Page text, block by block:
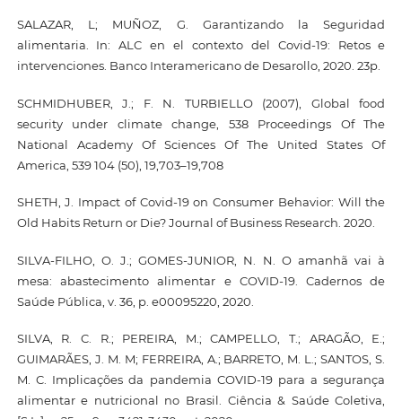
SALAZAR, L; MUÑOZ, G. Garantizando la Seguridad
alimentaria. In: ALC en el contexto del Covid-19: Retos e
intervenciones. Banco Interamericano de Desarollo, 2020. 23p.
SCHMIDHUBER, J.; F. N. TURBIELLO (2007), Global food
security under climate change, 538 Proceedings Of The
National Academy Of Sciences Of The United States Of
America, 539 104 (50), 19,703–19,708
SHETH, J. Impact of Covid-19 on Consumer Behavior: Will the
Old Habits Return or Die? Journal of Business Research. 2020.
SILVA-FILHO, O. J.; GOMES-JUNIOR, N. N. O amanhã vai à
mesa: abastecimento alimentar e COVID-19. Cadernos de
Saúde Pública, v. 36, p. e00095220, 2020.
SILVA, R. C. R.; PEREIRA, M.; CAMPELLO, T.; ARAGÃO, E.;
GUIMARÃES, J. M. M; FERREIRA, A.; BARRETO, M. L.; SANTOS, S.
M. C. Implicações da pandemia COVID-19 para a segurança
alimentar e nutricional no Brasil. Ciência & Saúde Coletiva,